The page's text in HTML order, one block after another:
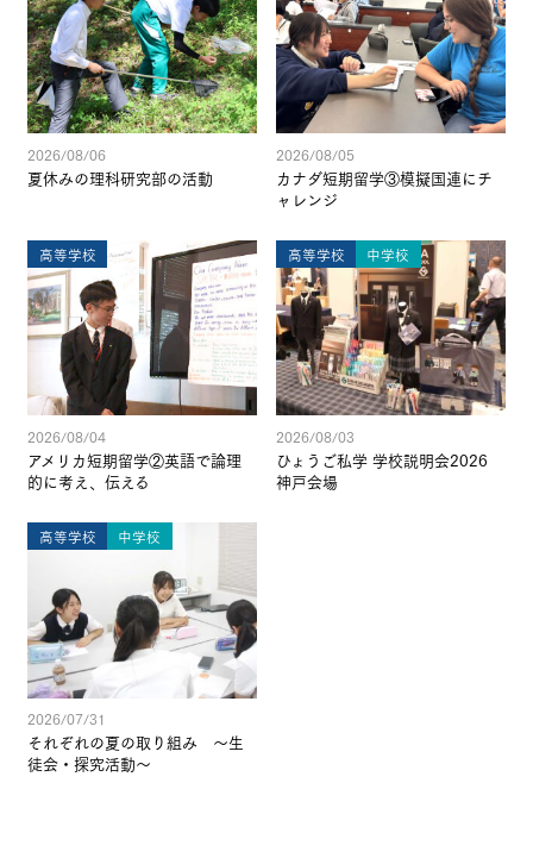
2026/08/06
夏休みの理科研究部の活動
2026/08/05
カナダ短期留学③模擬国連にチ
ャレンジ
高等学校
2026/08/04
アメリカ短期留学②英語で論理
的に考え、伝える
高等学校 中学校
2026/08/03
ひょうご私学 学校説明会2026
神戸会場
高等学校 中学校
2026/07/31
それぞれの夏の取り組み ～生
徒会・探究活動～